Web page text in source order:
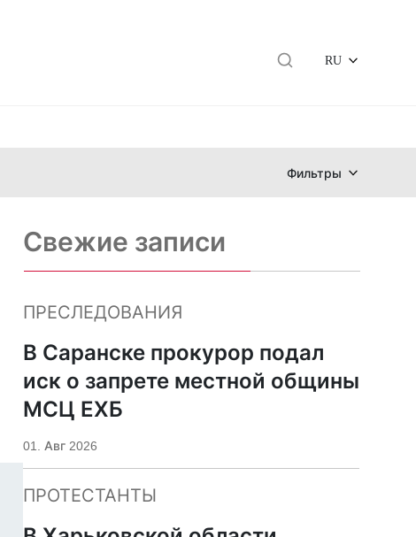
RU
Фильтры
Свежие записи
ПРЕСЛЕДОВАНИЯ
В Саранске прокурор подал
иск о запрете местной общины
МСЦ ЕХБ
01. Авг 2026
ПРОТЕСТАНТЫ